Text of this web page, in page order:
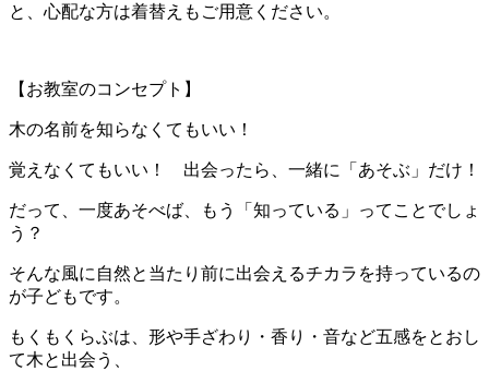
と、心配な方は着替えもご用意ください。
【お教室のコンセプト】
木の名前を知らなくてもいい！
覚えなくてもいい！ 出会ったら、一緒に「あそぶ」だけ！
だって、一度あそべば、もう「知っている」ってことでしょ
う？
そんな風に自然と当たり前に出会えるチカラを持っているの
が子どもです。
もくもくらぶは、形や手ざわり・香り・音など五感をとおし
て木と出会う、